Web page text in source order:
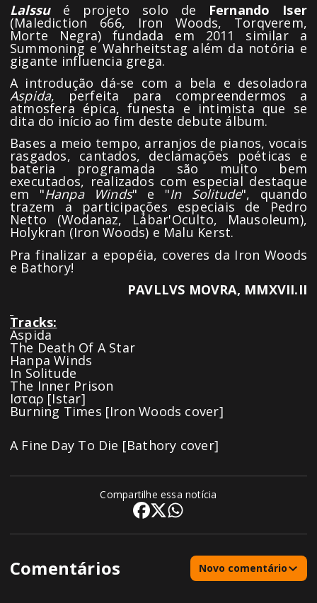
Lalssu é projeto solo de Fernando Iser
(Malediction 666, Iron Woods, Torqverem,
Morte Negra) fundada em 2011 similar a
Summoning e Wahrheitstag além da notória e
gigante influencia grega.
A introdução dá-se com a bela e desoladora
Aspida, perfeita para compreendermos a
atmosfera épica, funesta e intimista que se
dita do início ao fim deste debute álbum.
Bases a meio tempo, arranjos de pianos, vocais
rasgados, cantados, declamações poéticas e
bateria programada são muito bem
executados, realizados com especial destaque
em "Hanpa Winds" e "In Solitude", quando
trazem a participações especiais de Pedro
Netto (Wodanaz, Lábar'Oculto, Mausoleum),
Holykran (Iron Woods) e Malu Kerst.
Pra finalizar a epopéia, coveres da Iron Woods
e Bathory!
PAVLLVS MOVRA, MMXVII.II
Tracks:
Aspida
The Death Of A Star
Hanpa Winds
In Solitude
The Inner Prison
Ισταρ [Istar]
Burning Times [Iron Woods cover]
A Fine Day To Die [Bathory cover]
Compartilhe essa notícia
Comentários Novo comentário